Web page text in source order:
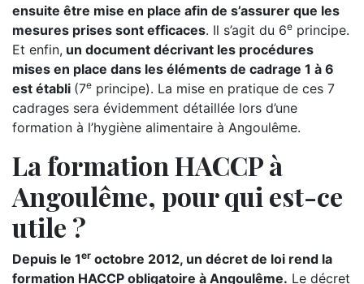
ensuite être mise en place afin de s’assurer que les
mesures prises sont efficaces. Il s’agit du 6e principe.
Et enfin, un document décrivant les procédures
mises en place dans les éléments de cadrage 1 à 6
est établi (7e principe). La mise en pratique de ces 7
cadrages sera évidemment détaillée lors d’une
formation à l’hygiène alimentaire à Angoulême.
La formation HACCP à
Angoulême, pour qui est-ce
utile ?
Depuis le 1er octobre 2012, un décret de loi rend la
formation HACCP obligatoire à Angoulême. Le décret